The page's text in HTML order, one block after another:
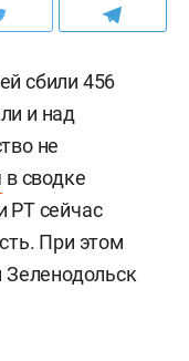
сбили 456
и над
не
в сводке
РТ сейчас
При этом